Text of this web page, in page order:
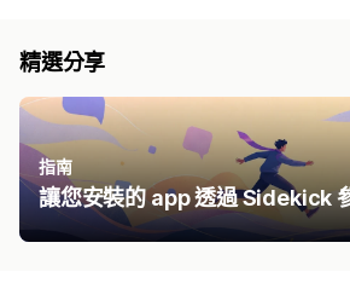
精選分享
指南
讓您安裝的 app 透過 Sidekick